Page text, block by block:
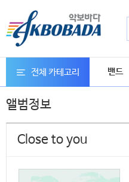
전체 카테고리 밴드
앨범정보
Close to you